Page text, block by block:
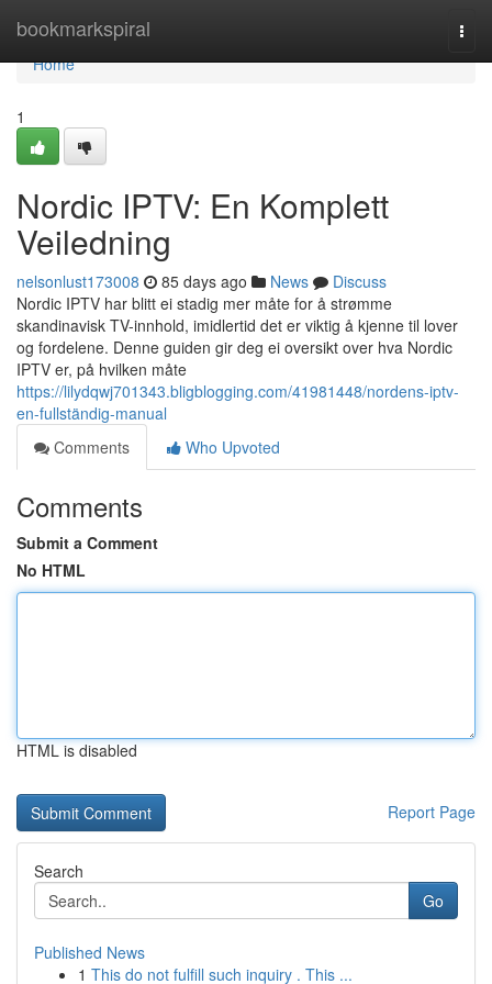
bookmarkspiral
Home
Home
1
Nordic IPTV: En Komplett
Veiledning
nelsonlust173008 85 days ago News
Discuss
Nordic IPTV har blitt ei stadig mer måte for å strømme
skandinavisk TV-innhold, imidlertid det er viktig å kjenne til lover
og fordelene. Denne guiden gir deg ei oversikt over hva Nordic
IPTV er, på hvilken måte
https://lilydqwj701343.bligblogging.com/41981448/nordens-iptv-
en-fullständig-manual
Comments
Who Upvoted
Comments
Submit a Comment
No HTML
HTML is disabled
Report Page
Search
Go
Published News
1 This do not fulfill such inquiry . This ...